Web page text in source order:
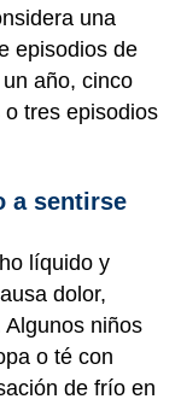
una
episodios de
año, cinco
tres episodios
a sentirse
líquido y
dolor,
niños
o té con
de frío en